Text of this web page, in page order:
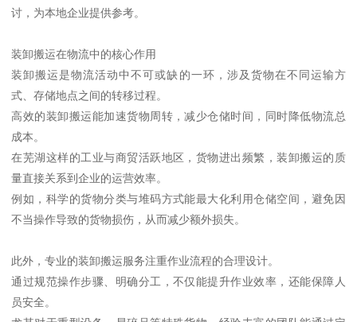
讨，为本地企业提供参考。
装卸搬运在物流中的核心作用
装卸搬运是物流活动中不可或缺的一环，涉及货物在不同运输方
式、存储地点之间的转移过程。
高效的装卸搬运能加速货物周转，减少仓储时间，同时降低物流总
成本。
在芜湖这样的工业与商贸活跃地区，货物进出频繁，装卸搬运的质
量直接关系到企业的运营效率。
例如，科学的货物分类与堆码方式能最大化利用仓储空间，避免因
不当操作导致的货物损伤，从而减少额外损失。
此外，专业的装卸搬运服务注重作业流程的合理设计。
通过规范操作步骤、明确分工，不仅能提升作业效率，还能保障人
员安全。